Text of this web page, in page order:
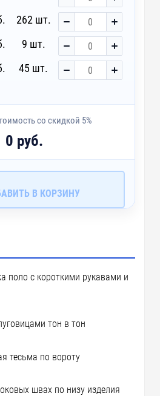
262 шт.
9 шт.
45 шт.
со скидкой 5%
0 руб.
В КОРЗИНУ
поло с короткими рукавами и
тон в тон
тесьма по вороту
швах по низу изделия